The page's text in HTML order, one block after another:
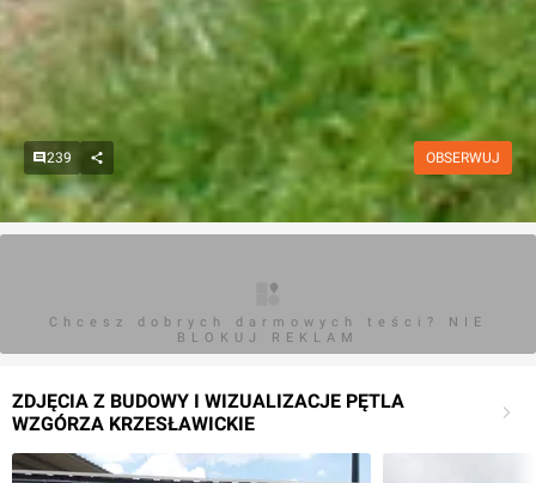
239 OBSERWUJ
Chcesz dobrych darmowych teści? NIE
BLOKUJ REKLAM
ZDJĘCIA Z BUDOWY I WIZUALIZACJE PĘTLA
WZGÓRZA KRZESŁAWICKIE